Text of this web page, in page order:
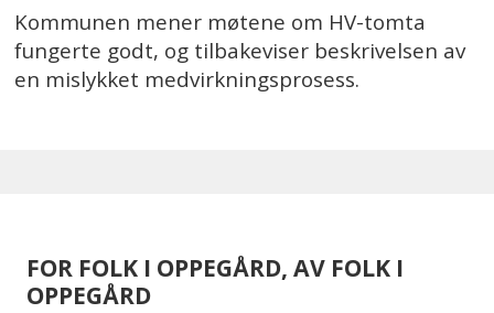
Kommunen mener møtene om HV-tomta
fungerte godt, og tilbakeviser beskrivelsen av
en mislykket medvirkningsprosess.
FOR FOLK I OPPEGÅRD, AV FOLK I
OPPEGÅRD